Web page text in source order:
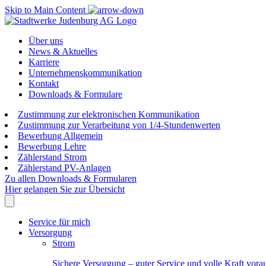
Skip to Main Content
Über uns
News & Aktuelles
Karriere
Unternehmenskommunikation
Kontakt
Downloads & Formulare
Zustimmung zur elektronischen Kommunikation
Zustimmung zur Verarbeitung von 1/4-Stundenwerten
Bewerbung Allgemein
Bewerbung Lehre
Zählerstand Strom
Zählerstand PV-Anlagen
Zu allen Downloads & Formularen
Hier gelangen Sie zur Übersicht
Service für mich
Versorgung
Strom
Sichere Versorgung – guter Service und volle Kraft